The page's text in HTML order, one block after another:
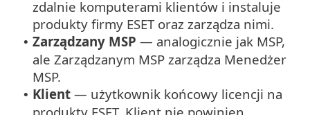
zdalnie komputerami klientów i instaluje
produkty firmy ESET oraz zarządza nimi.
• Zarządzany MSP — analogicznie jak MSP,
ale Zarządzanym MSP zarządza Menedżer
MSP.
• Klient — użytkownik końcowy licencji na